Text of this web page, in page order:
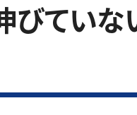
びていな